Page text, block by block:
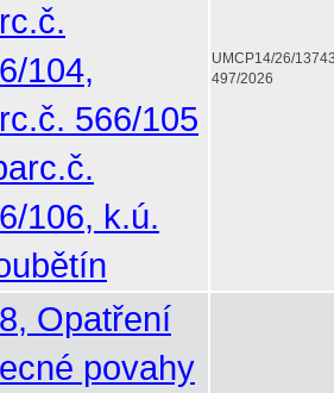
104,
566/105
106, k.ú.
UMCP14/26/
497/2026
Opatření
povahy